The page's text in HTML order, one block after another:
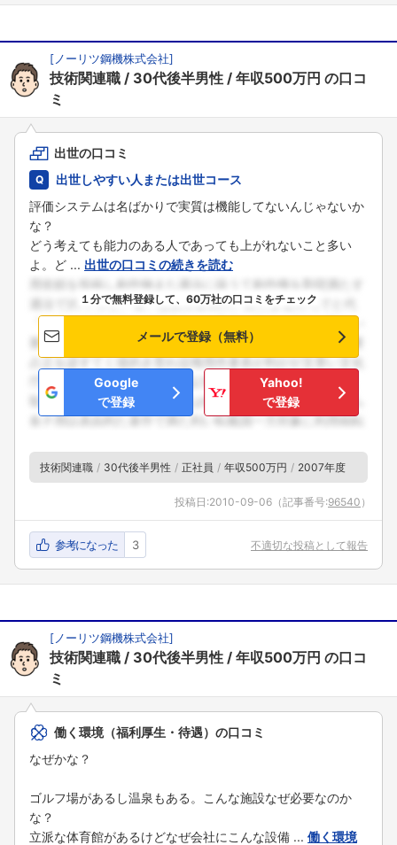
[ ノーリツ鋼機株式会社]
技術関連職 30代後半男性 年収500万円 の口コ
ミ
出世の口コミ
出世しやすい人または出世コース
評価システムは名ばかりで実質は機能してないんじゃないか
な？
どう考えても能力のある人であっても上がれないこと多い
よ。ど ... 出世の口コミの続きを読む
１分で無料登録して、60万社の口コミをチェック
メールで登録（無料）
Google
で登録
Yahoo!
で登録
技術関連職 30代後半男性 正社員 年収500万円 2007年度
投稿日:2010-09-06 （記事番号:96540 ）
参考になった 3 不適切な投稿として報告
[ ノーリツ鋼機株式会社]
技術関連職 30代後半男性 年収500万円 の口コ
ミ
働く環境（福利厚生・待遇）の口コミ
なぜかな？
ゴルフ場があるし温泉もある。こんな施設なぜ必要なのか
な？
立派な体育館があるけどなぜ会社にこんな設備 ... 働く環境